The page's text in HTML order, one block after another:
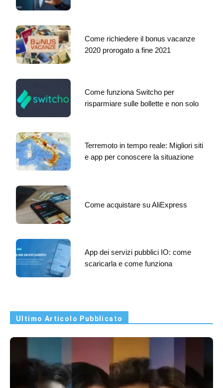
Come richiedere il bonus vacanze
2020 prorogato a fine 2021
Come funziona Switcho per
risparmiare sulle bollette e non solo
Terremoto in tempo reale: Migliori siti
e app per conoscere la situazione
Come acquistare su AliExpress
App dei servizi pubblici IO: come
scaricarla e come funziona
Ultimo Articolo Pubblicato